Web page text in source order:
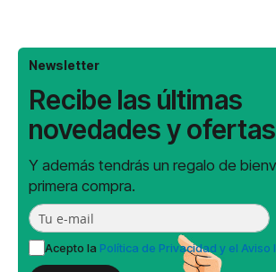
Newsletter
Recibe las últimas
novedades y
Y además tendrás un regalo de
primera compra.
Acepto la Política de Privacidad y el Aviso